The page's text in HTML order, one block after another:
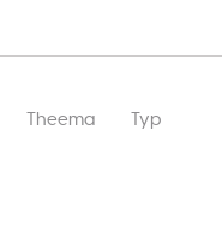
Theema Typ